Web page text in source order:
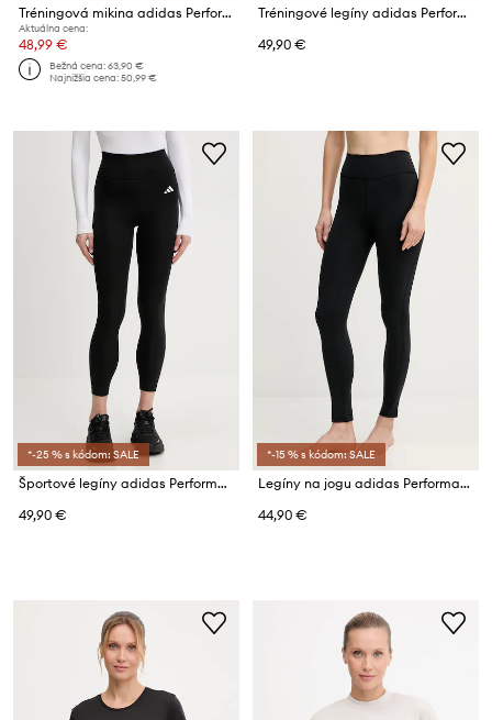
Tréningová mikina adidas Performance
Aktuálna cena:
48,99 €
Bežná cena:63,90 €
Najnižšia cena:50,99 €
Tréningové legíny adidas Performance
49,90 €
*-25 % s kódom: SALE
Športové legíny adidas Performance
49,90 €
*-15 % s kódom: SALE
Legíny na jogu adidas Performance All Me
44,90 €